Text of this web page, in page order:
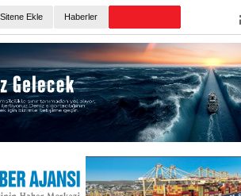
Sitene Ekle Haberler